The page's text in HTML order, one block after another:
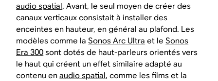
audio spatial. Avant, le seul moyen de créer des
canaux verticaux consistait à installer des
enceintes en hauteur, en général au plafond. Les
modèles comme laSonos Arc Ultra et leSonos
Era 300sont dotés de haut-parleurs orientés vers
le haut qui créent un effet similaire adapté au
contenu enaudio spatial, comme les films et la